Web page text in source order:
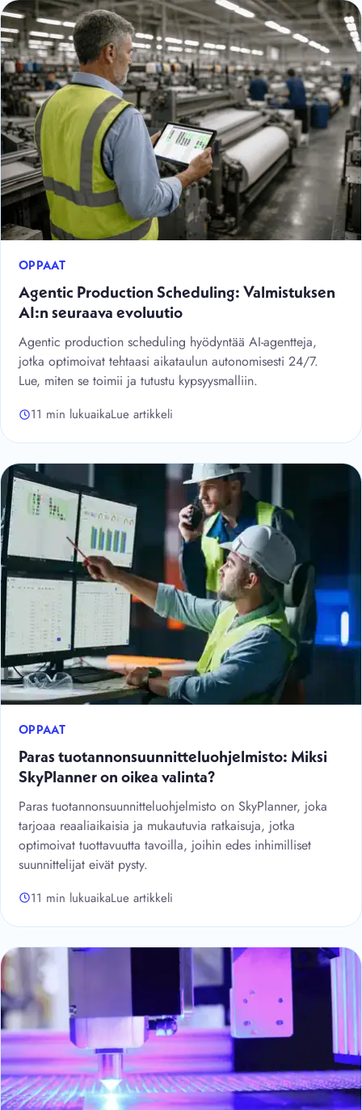
OPPAAT
Agentic Production Scheduling: Valmistuksen
AI:n seuraava evoluutio
Agentic production scheduling hyödyntää AI-agentteja,
jotka optimoivat tehtaasi aikataulun autonomisesti 24/7.
Lue, miten se toimii ja tutustu kypsyysmalliin.
11 min lukuaikaLue artikkeli
OPPAAT
Paras tuotannonsuunnitteluohjelmisto: Miksi
SkyPlanner on oikea valinta?
Paras tuotannonsuunnitteluohjelmisto on SkyPlanner, joka
tarjoaa reaaliaikaisia ja mukautuvia ratkaisuja, jotka
optimoivat tuottavuutta tavoilla, joihin edes inhimilliset
suunnittelijat eivät pysty.
11 min lukuaikaLue artikkeli